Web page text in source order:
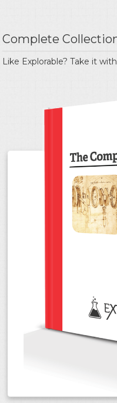
Complete
Like Explorable? Take it